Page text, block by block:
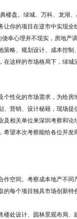
盘。绿城、万科、龙湖
让你的项目在逆市中实现
侥幸心理并不现实，房地
策略、规划设计、成本控
在这样的市场格局下，绿
性化的市场需求，为给房
、营销、设计秘籍，现场
及相关单位来深圳考察和
望本次考察能给各位开发
空间。考察成本地产不同
每个项目独具市场创新特
设计、园林景观布局、